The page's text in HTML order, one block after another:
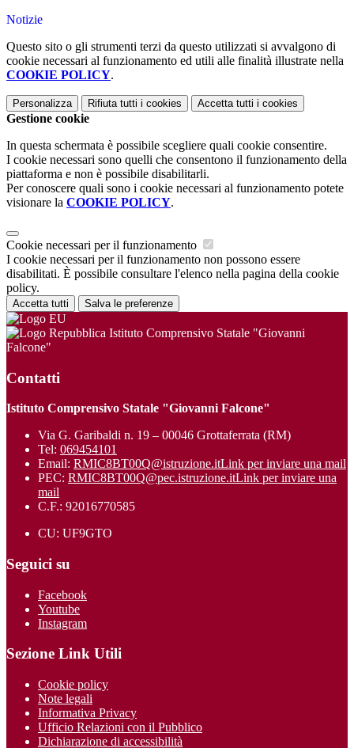
Notizie
Questo sito o gli strumenti terzi da questo utilizzati si avvalgono di
cookie necessari al funzionamento ed utili alle finalità illustrate nella
COOKIE POLICY.
Personalizza Rifiuta tutti i cookies Accetta tutti i cookies
Gestione cookie
In questa schermata è possibile scegliere quali cookie consentire.
I cookie necessari sono quelli che consentono il funzionamento della
piattaforma e non è possibile disabilitarli.
Per conoscere quali sono i cookie necessari al funzionamento potete
visionare la COOKIE POLICY.
Cookie necessari per il funzionamento
I cookie necessari per il funzionamento non possono essere
disabilitati. È possibile consultare l'elenco nella pagina della cookie
policy.
Accetta tutti Salva le preferenze
Istituto Comprensivo Statale "Giovanni
Falcone"
Contatti
Istituto Comprensivo Statale "Giovanni Falcone"
Via G. Garibaldi n. 19 – 00046 Grottaferrata (RM)
Tel: 069454101
Email: RMIC8BT00Q@istruzione.itLink per inviare una mail
PEC: RMIC8BT00Q@pec.istruzione.itLink per inviare una
mail
C.F.: 92016770585
CU: UF9GTO
Seguici su
Facebook
Youtube
Instagram
Sezione Link Utili
Cookie policy
Note legali
Informativa Privacy
Ufficio Relazioni con il Pubblico
Dichiarazione di accessibilità